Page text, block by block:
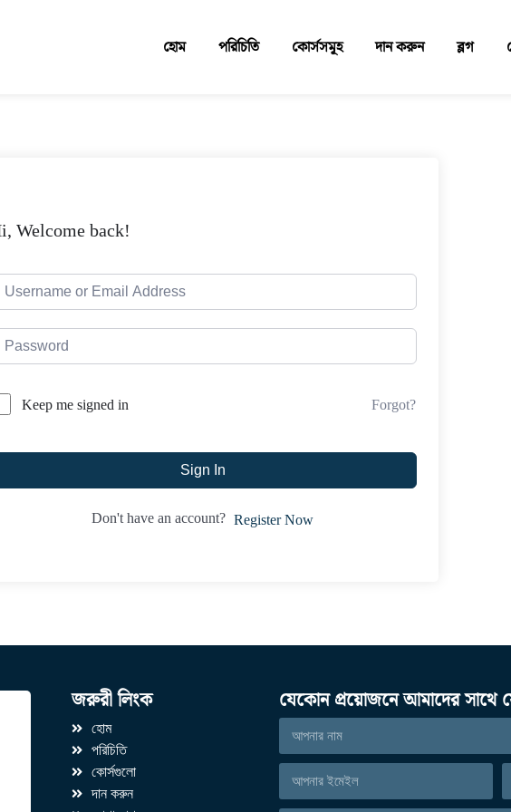
হোম পরিচিতি কোর্সসমূহ দান করুন ব্লগ
Welcome back!
Keep me signed in Forgot?
Sign In
Don't have an account? Register Now
জরুরী লিংক
হোম
পরিচিতি
কোর্সগুলো
দান করুন
যেকোন প্রয়োজনে আমাদের সাথে